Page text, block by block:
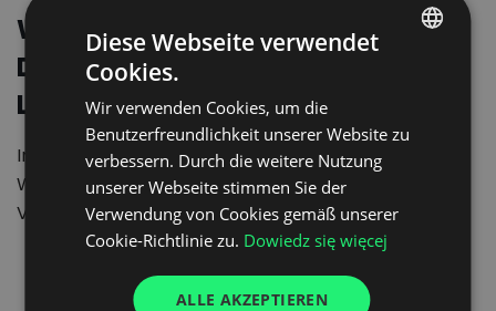
Wie unterstützt man den
Digitalisierungsprozess? Der
Leitfaden
In den letzten Jahren hat die Digitalisierung das
Wachstum von Produktions- und
Vertriebsunternehmen in der Europäischen Union…
SPANISH
FRENCH
Diese Webseite verwendet
Cookies.
Wir verwenden Cookies, um die
Benutzerfreundlichkeit unserer Website zu
verbessern. Durch die weitere Nutzung
unserer Webseite stimmen Sie der
Verwendung von Cookies gemäß unserer
Cookie-Richtlinie zu. Dowiedz się więcej
ALLE AKZEPTIEREN